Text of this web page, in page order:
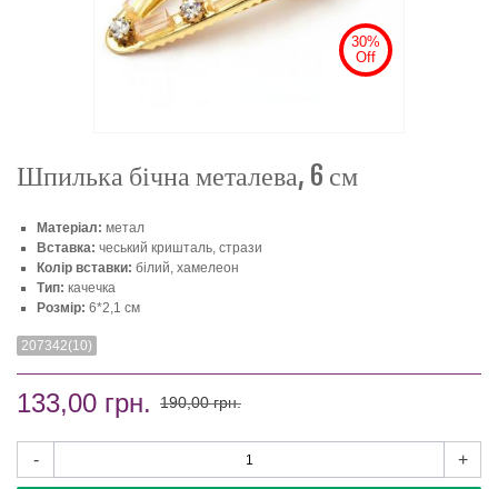
30%
Off
Шпилька бічна металева, 6 см
Матеріал: метал
Вставка: чеський кришталь, стрази
Колір вставки: білий, хамелеон
Тип: качечка
Розмір: 6*2,1 см
207342(10)
133,00 грн. 190,00 грн.
- +